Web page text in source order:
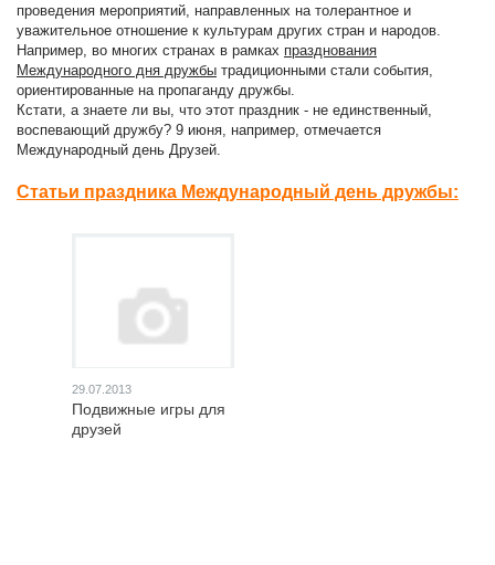
проведения мероприятий, направленных на толерантное и
уважительное отношение к культурам других стран и народов.
Например, во многих странах в рамках празднования
Международного дня дружбы традиционными стали события,
ориентированные на пропаганду дружбы.
Кстати, а знаете ли вы, что этот праздник - не единственный,
воспевающий дружбу? 9 июня, например, отмечается
Международный день Друзей.
Статьи праздника Международный день дружбы:
29.07.2013
Подвижные игры для
друзей